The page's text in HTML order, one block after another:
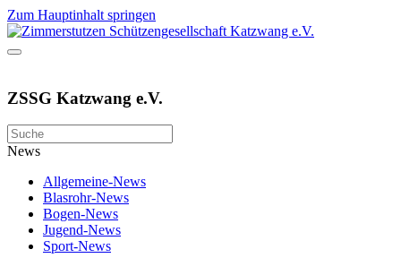
Zum Hauptinhalt springen
ZSSG Katzwang e.V.
News
Allgemeine-News
Blasrohr-News
Bogen-News
Jugend-News
Sport-News